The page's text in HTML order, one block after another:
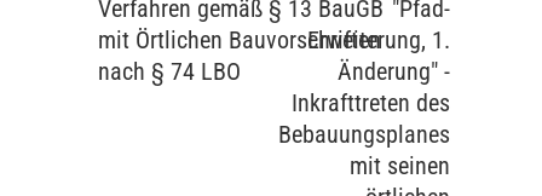
Verfahren gemäß § 13 BauGB
mit Örtlichen Bauvorschriften
nach § 74 LBO
"Pfad-
Erweiterung, 1.
Änderung" -
Inkrafttreten des
Bebauungsplanes
mit seinen